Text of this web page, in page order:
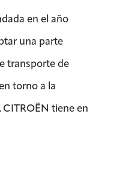
en el año
una parte
transporte de
torno a la
tiene en